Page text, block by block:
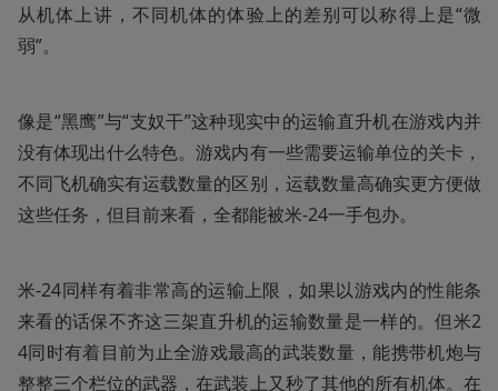
从机体上讲，不同机体的体验上的差别可以称得上是“微
弱”。
像是“黑鹰”与“支奴干”这种现实中的运输直升机在游戏内并
没有体现出什么特色。游戏内有一些需要运输单位的关卡，
不同飞机确实有运载数量的区别，运载数量高确实更方便做
这些任务，但目前来看，全都能被米-24一手包办。
米-24同样有着非常高的运输上限，如果以游戏内的性能条
来看的话保不齐这三架直升机的运输数量是一样的。但米2
4同时有着目前为止全游戏最高的武装数量，能携带机炮与
整整三个栏位的武器，在武装上又秒了其他的所有机体。在